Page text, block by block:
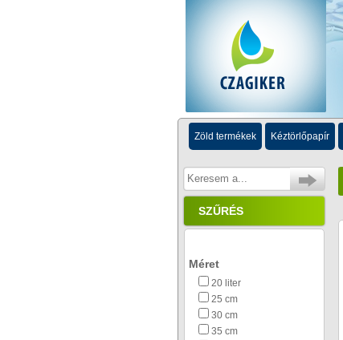
Zöld termékek Kéztörlőpapír
SZŰRÉS
Méret
20 liter
25 cm
30 cm
35 cm